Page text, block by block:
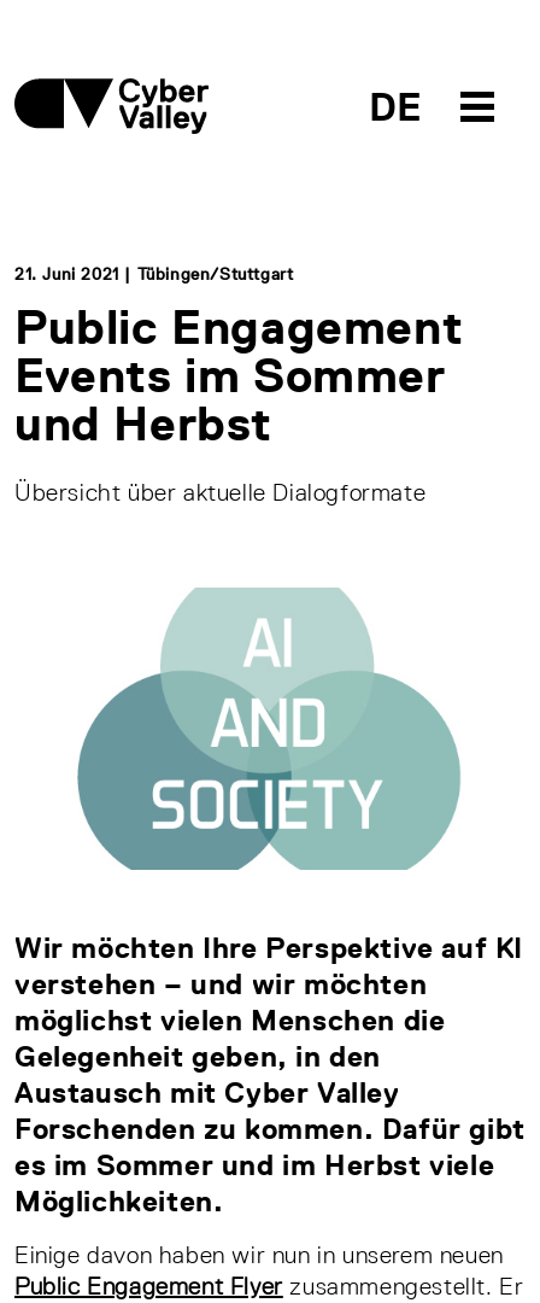
DE
21. Juni 2021 | Tübingen/Stuttgart
Public Engagement
Events im Sommer
und Herbst
Übersicht über aktuelle Dialogformate
Wir möchten Ihre Perspektive auf KI
verstehen – und wir möchten
möglichst vielen Menschen die
Gelegenheit geben, in den
Austausch mit Cyber Valley
Forschenden zu kommen. Dafür gibt
es im Sommer und im Herbst viele
Möglichkeiten.
Einige davon haben wir nun in unserem neuen
Public Engagement Flyerzusammengestellt. Er